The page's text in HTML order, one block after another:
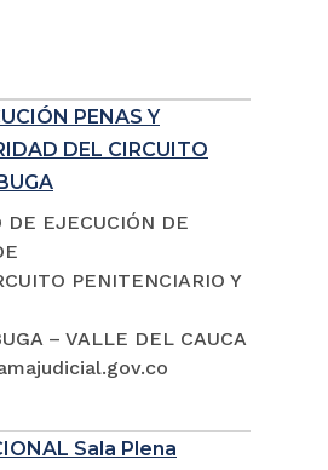
PENAS Y
DEL CIRCUITO
DE EJECUCIÓN DE
PENITENCIARIO Y
– VALLE DEL CAUCA
Sala Plena